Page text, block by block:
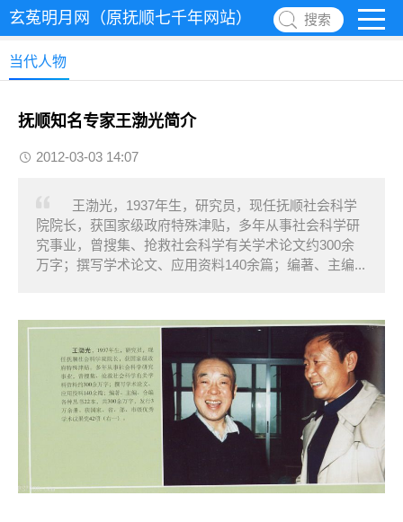
玄菟明月网（原抚顺七千年网站） 搜索
当代人物
抚顺知名专家王渤光简介
2012-03-03 14:07
王渤光，1937年生，研究员，现任抚顺社会科学
院院长，获国家级政府特殊津贴，多年从事社会科学研
究事业，曾搜集、抢救社会科学有关学术论文约300余
万字；撰写学术论文、应用资料140余篇；编著、主编...